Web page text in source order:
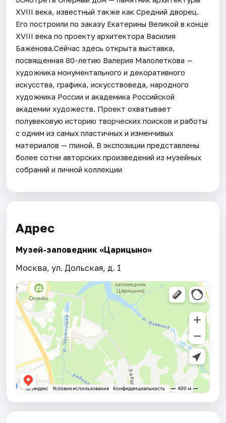
XVIII века, известный также как Средний дворец.
Его построили по заказу Екатерины Великой в конце
XVIII века по проекту архитектора Василия
Баженова.Сейчас здесь открыта выставка,
посвященная 80-летию Валерия Малолеткова —
художника монументального и декоративного
искусства, графика, искусствоведа, народного
художника России и академика Российской
академии художеств. Проект охватывает
полувековую историю творческих поисков и работы
с одним из самых пластичных и изменчивых
материалов — глиной. В экспозиции представлены
более сотни авторских произведений из музейных
собраний и личной коллекции
Адрес
Музей-заповедник «Царицыно»
Москва, ул. Дольская, д. 1